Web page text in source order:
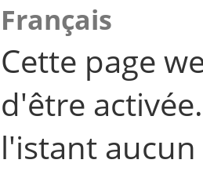
Français
Cette page
d'être
l'istant